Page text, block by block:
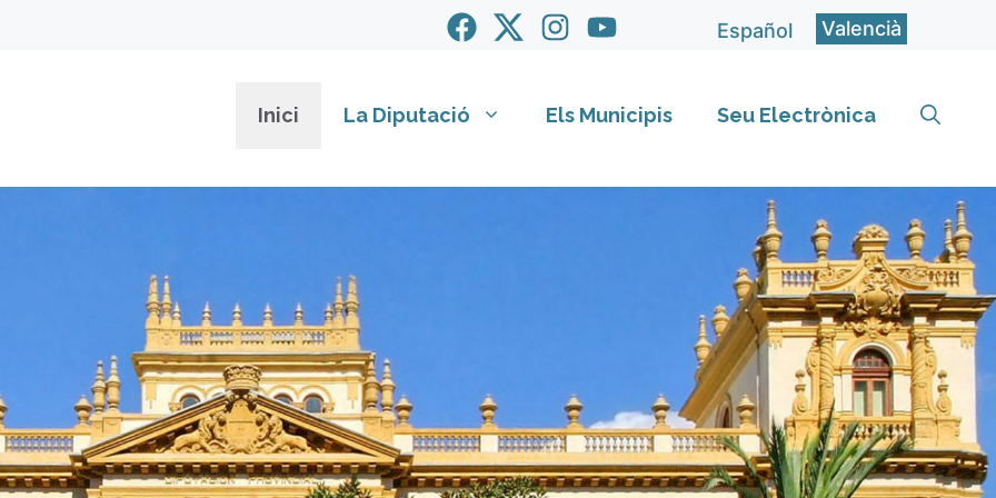
Español Valencià
Inici La Diputació Els Municipis Seu Electrònica